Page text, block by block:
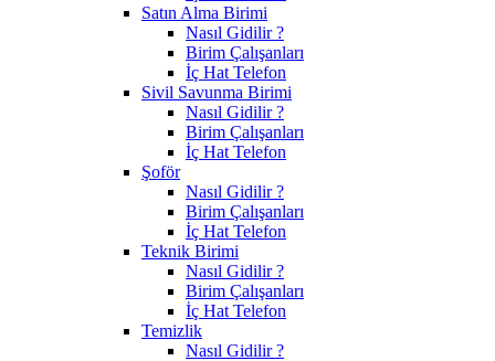
Satın Alma Birimi
Nasıl Gidilir ?
Birim Çalışanları
İç Hat Telefon
Sivil Savunma Birimi
Nasıl Gidilir ?
Birim Çalışanları
İç Hat Telefon
Şoför
Nasıl Gidilir ?
Birim Çalışanları
İç Hat Telefon
Teknik Birimi
Nasıl Gidilir ?
Birim Çalışanları
İç Hat Telefon
Temizlik
Nasıl Gidilir ?